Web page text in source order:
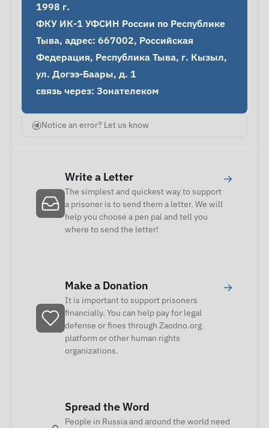
1998 г.
ФКУ ИК-1 УФСИН России по Республике
Тыва, адрес: 667002, Российская
Федерация, Республика Тыва, г. Кызыл,
ул. Догээ-Баары, д. 1
связь через: Зонателеком
Notice an error? Let us know
Write a Letter
The simplest and quickest way to support
a prisoner is to send them a letter. We will
help you choose a pen pal and tell you
where to send the letter!
→
Make a Donation
It is important to support prisoners
financially. You can help pay for legal
defense or fines through Zaodno.org
platform or other human rights
organizations.
→
Spread the Word
People in Russia and around the world need